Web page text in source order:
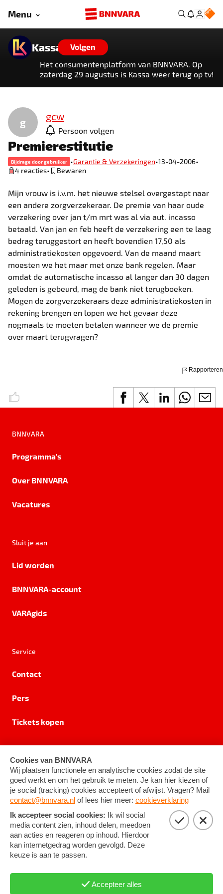
Menu
Kassa
Volgen
Het consumentenplatform van BNNVARA. Op
zaterdag 29 augustus is Kassa weer terug op tv!
g gcw
Persoon volgen
Premierestitutie
Bijdrage door gebruiker •Garantie & Verzekeringen•13-04-2006•
4 reacties• Bewaren
Mijn vrouw is i.v.m. het nieuwe stelsel overgestapt naar
een andere zorgverzekeraar. De premie van haar oude
verzekering over jan t/m mrt was al via aut. incasso
betaald. Van jan en feb heeft de verzekering een te laag
bedrag teruggestort en heeft bovendien 17,50 als
administratiekosten opgevoerd. Van de maand maart
moesten we het maar met onze bank regelen. Maar
omdat de automatische incasso al langer dan 30 dagen
geleden is gebeurd, mag de bank niet terugboeken.
Mogen de zorgverzekeraars deze administratiekosten in
rekening brengen en lopen we het gevaar deze
nogmaals te moeten betalen wanneer we de premie
over maart terugvragen?
Rapporteren
BNNVARA
Programma's
Over BNNVARA
Vacatures
Sluit je aan
Lid worden
BNNVARA-account
VARAgids
Service
Contact
Pers
Tickets kopen
Privacy Cookie-instellingen
Algemene voorwaarden ©2026BNNVARA